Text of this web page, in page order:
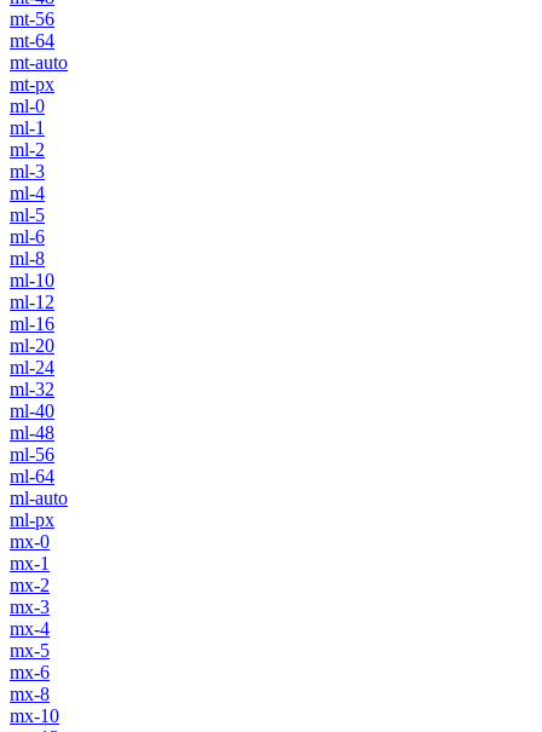
mt-56
mt-64
mt-auto
mt-px
ml-0
ml-1
ml-2
ml-3
ml-4
ml-5
ml-6
ml-8
ml-10
ml-12
ml-16
ml-20
ml-24
ml-32
ml-40
ml-48
ml-56
ml-64
ml-auto
ml-px
mx-0
mx-1
mx-2
mx-3
mx-4
mx-5
mx-6
mx-8
mx-10